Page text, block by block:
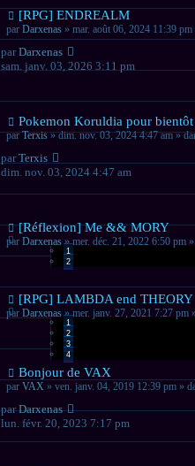
Nouveau
message
[RPG] ENDREALM
par Darxenas » mar. août 06, 2024 11:39 pm
parDarxenas
sam. janv. 03, 2026 3:11 pm
Nouveau
message
Pokemon Koruldia pour bientôt
parTerxis» dim. nov. 03, 2024 4:47 am »
parTerxis
dim. nov. 03, 2024 4:47 am
Nouveau
message
[Réflexion] Me && MORY
par Darxenas» mer. déc. 21, 2022 6:50 pm »
1
2
Nouveau
message
[RPG] LAMBDA end THEORY
par Darxenas» mer. janv. 27, 2021 7:27 pm
1
2
3
4
Nouveau
message
Bonjour de VAX
par VAX » ven. janv. 04, 2019 12:39 pm »
parDarxenas
lun. févr. 20, 2023 7:17 pm